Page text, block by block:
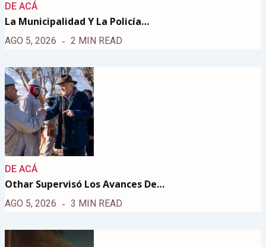
DE ACÁ
La Municipalidad Y La Policía…
AGO 5, 2026 2 MIN READ
DE ACÁ
Othar Supervisó Los Avances De…
AGO 5, 2026 3 MIN READ